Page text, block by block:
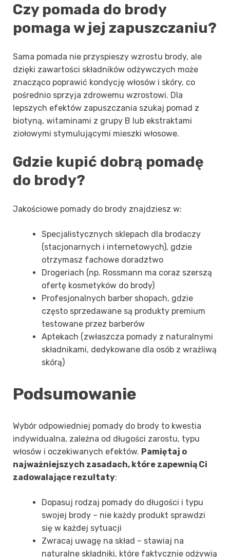
Czy pomada do brody
pomaga w jej zapuszczaniu?
Sama pomada nie przyspieszy wzrostu brody, ale
dzięki zawartości składników odżywczych może
znacząco poprawić kondycję włosów i skóry, co
pośrednio sprzyja zdrowemu wzrostowi. Dla
lepszych efektów zapuszczania szukaj pomad z
biotyną, witaminami z grupy B lub ekstraktami
ziołowymi stymulującymi mieszki włosowe.
Gdzie kupić dobrą pomadę
do brody?
Jakościowe pomady do brody znajdziesz w:
Specjalistycznych sklepach dla brodaczy
(stacjonarnych i internetowych), gdzie
otrzymasz fachowe doradztwo
Drogeriach (np. Rossmann ma coraz szerszą
ofertę kosmetyków do brody)
Profesjonalnych barber shopach, gdzie
często sprzedawane są produkty premium
testowane przez barberów
Aptekach (zwłaszcza pomady z naturalnymi
składnikami, dedykowane dla osób z wrażliwą
skórą)
Podsumowanie
Wybór odpowiedniej pomady do brody to kwestia
indywidualna, zależna od długości zarostu, typu
włosów i oczekiwanych efektów. Pamiętaj o
najważniejszych zasadach, które zapewnią Ci
zadowalające rezultaty:
Dopasuj rodzaj pomady do długości i typu
swojej brody – nie każdy produkt sprawdzi
się w każdej sytuacji
Zwracaj uwagę na skład – stawiaj na
naturalne składniki, które faktycznie odżywią